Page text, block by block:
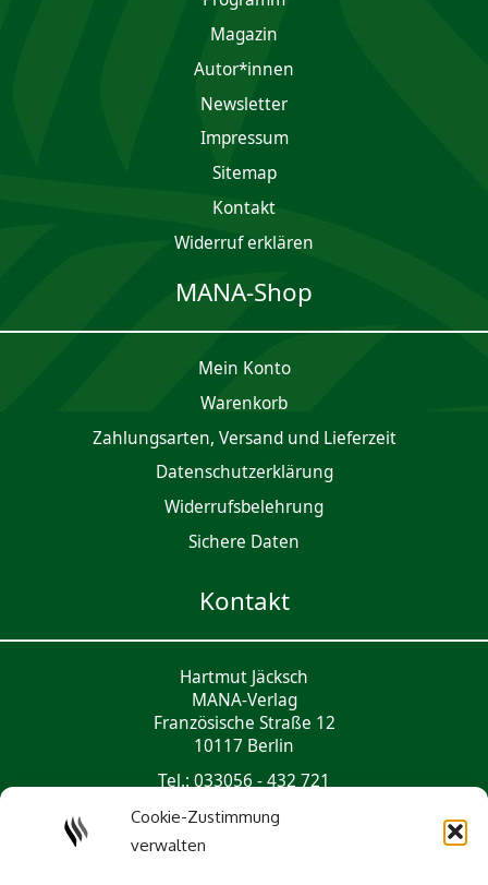
Cookie-Zustimmung
verwalten
Magazin
Autor*innen
Newsletter
Impres­sum
Sitemap
Kontakt
Widerruf erklären
MANA-Shop
Mein Konto
Waren­korb
Zahlungsarten, Versand und Lieferzeit
Daten­schutz­er­klärung
Widerrufsbelehrung
Sichere Daten
Kontakt
Hartmut Jäcksch
MANA-Verlag
Französische Straße 12
10117 Berlin
Tel.: 033056 - 432 721
Social Media